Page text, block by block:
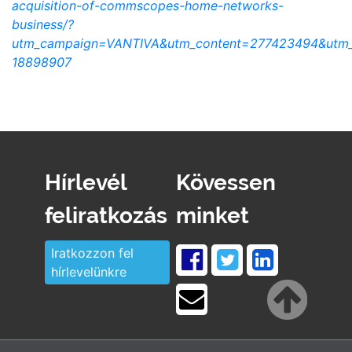
acquisition-of-commscopes-home-networks-
business/?
18898907
Hírlevél
feliratkozás
Iratkozzon fel
hírlevelünkre
Kövessen
minket